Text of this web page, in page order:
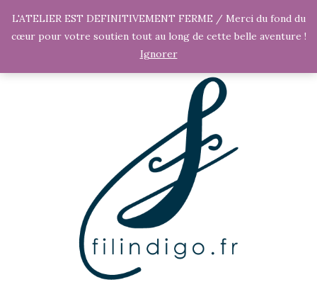
L'ATELIER EST DEFINITIVEMENT FERME / Merci du fond du
cœur pour votre soutien tout au long de cette belle aventure !
Ignorer